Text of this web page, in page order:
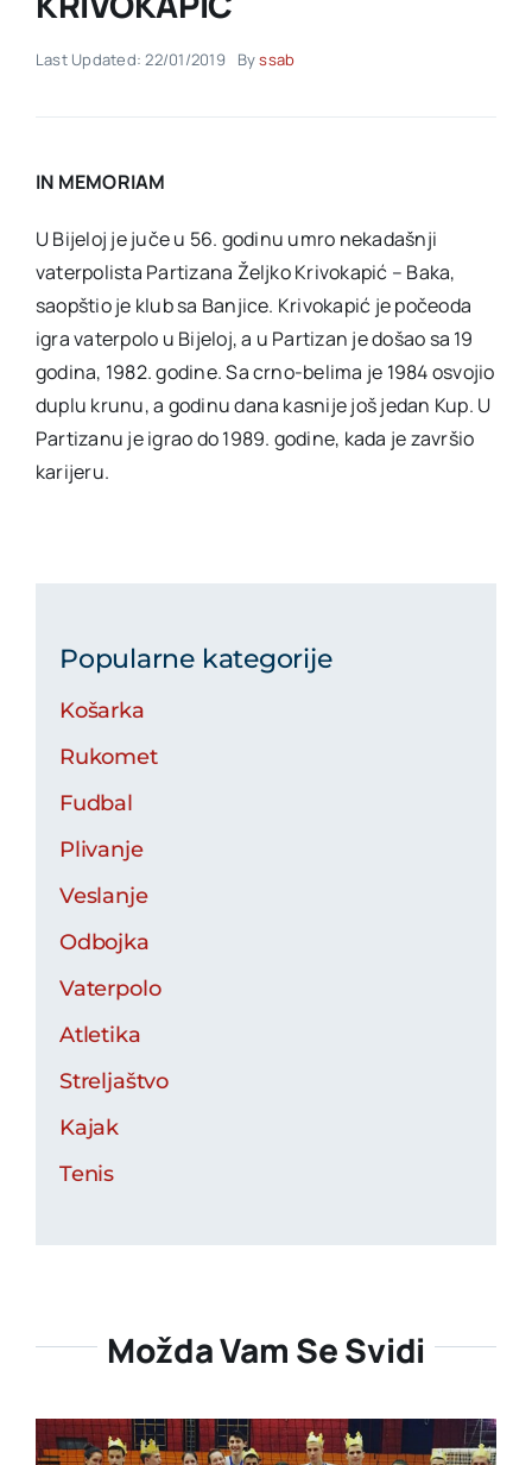
Akti SSAB
Last Updated: 22/01/2019 Byssab
IN MEMORIAM
U Bijeloj je juče u 56. godinu umro nekadašnji
vaterpolista Partizana Željko Krivokapić – Baka,
saopštio je klub sa Banjice. Krivokapić je počeoda
igra vaterpolo u Bijeloj, a u Partizan je došao sa 19
godina, 1982. godine. Sa crno-belima je 1984 osvojio
duplu krunu, a godinu dana kasnije još jedan Kup. U
Partizanu je igrao do 1989. godine, kada je završio
karijeru.
Popularne kategorije
Košarka
Rukomet
Fudbal
Plivanje
Veslanje
Odbojka
Vaterpolo
Atletika
Streljaštvo
Kajak
Tenis
Možda Vam Se Svidi